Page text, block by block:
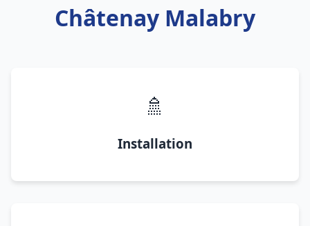
Châtenay Malabry
🚿
Installation